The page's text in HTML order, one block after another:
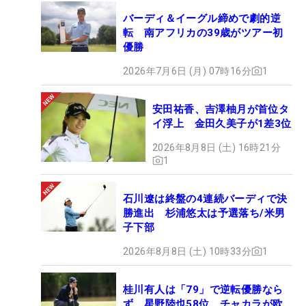
バーディ＆イーグル締めで劇的逆
転 南アフリカの39歳がツアー初
優勝
2026年7月6日 (月) 07時16分 1
安田祐香、吉澤柚月が首位タ
イ浮上 金田久美子が1差3位
2026年8月8日 (土) 16時21分
1
石川遼は終盤の4連続バーディで決
勝進出 杉浦悠太は予選落ち/米男
子下部
2026年8月8日 (土) 10時33分 1
桂川有人は「79」で逆転優勝なら